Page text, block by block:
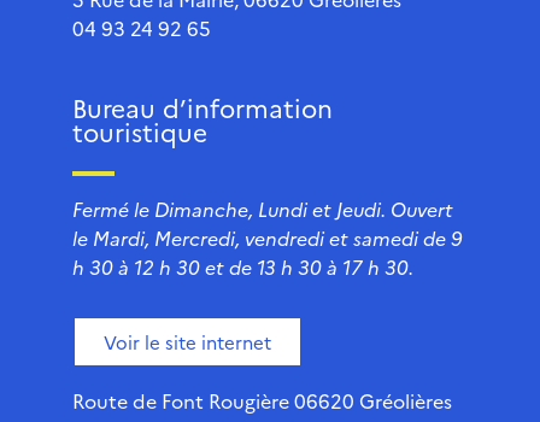
04 93 24 92 65
Bureau d’information
touristique
Fermé le Dimanche, Lundi et Jeudi. Ouvert
le Mardi, Mercredi, vendredi et samedi de 9
h 30 à 12 h 30 et de 13 h 30 à 17 h 30.
Voir le site internet
Route de Font Rougière 06620 Gréolières